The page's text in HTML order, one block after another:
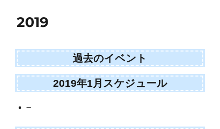
2019
過去のイベント
2019年1月スケジュール
–